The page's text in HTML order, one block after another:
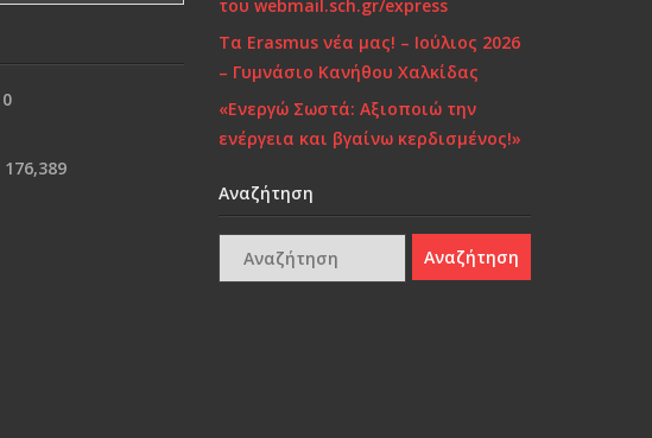
0
176,389
του webmail.sch.gr/express
Τα Erasmus νέα μας! – Ιούλιος 2026
– Γυμνάσιο Κανήθου Χαλκίδας
«Ενεργώ Σωστά: Αξιοποιώ την
ενέργεια και βγαίνω κερδισμένος!»
Αναζήτηση